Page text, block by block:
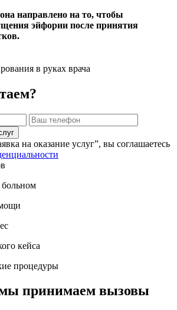
направлено на то, чтобы
эйфории после принятия
на оказание услуг”, вы соглашаетесь
процедуры
принимаем вызовы